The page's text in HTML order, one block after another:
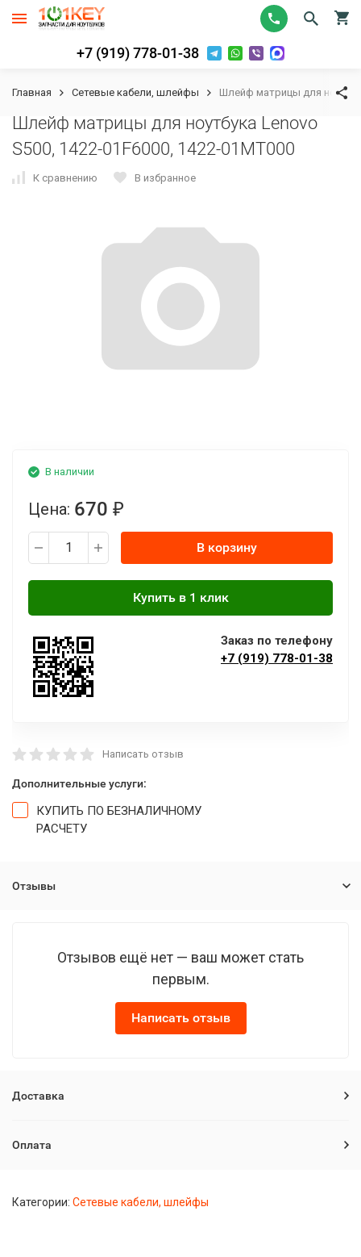
+7 (919) 778-01-38
Главная Сетевые кабели, шлейфы Шлейф матрицы для
Шлейф матрицы для ноутбука Lenovo
S500, 1422-01F6000, 1422-01MT000
К сравнению В избранное
В наличии
Цена: 670 ₽
В корзину
Заказ по телефону
+7 (919) 778-01-38
Написать отзыв
Дополнительные услуги:
КУПИТЬ ПО БЕЗНАЛИЧНОМУ
РАСЧЕТУ
Отзывы
Отзывов ещё нет — ваш может стать
первым.
Написать отзыв
Доставка
Оплата
Категории: Сетевые кабели, шлейфы